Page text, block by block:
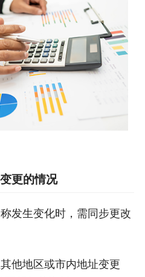
更的情况
发生变化时，需同步更改
他地区或市内地址变更